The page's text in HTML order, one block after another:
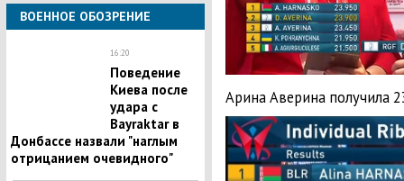
ВОЕННОЕ ОБОЗРЕНИЕ
16:20
Поведение
Киева после
удара с
Bayraktar в
Донбассе назвали "наглым
отрицанием очевидного"
Арина Аверина получила